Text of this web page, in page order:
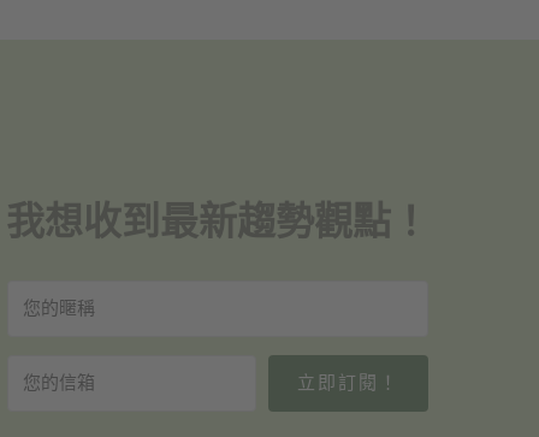
我想收到最新趨勢觀點！
立即訂閱！